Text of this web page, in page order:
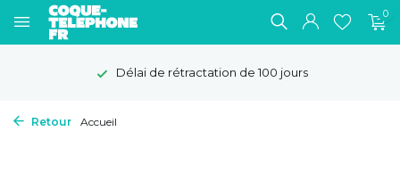
0
Délai de rétractation de 100 jours
Retour Accueil